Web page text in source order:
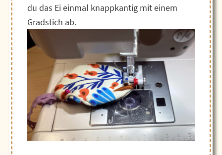
du das Ei einmal knappkantig mit einem
Gradstich ab.